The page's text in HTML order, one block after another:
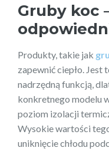
Gruby koc
Produkty, takie jak
zapewnić ciepło.
nadrzędną funkcją,
konkretnego modelu
poziom izolacji
Wysokie wartości
uniknięcie chłodu